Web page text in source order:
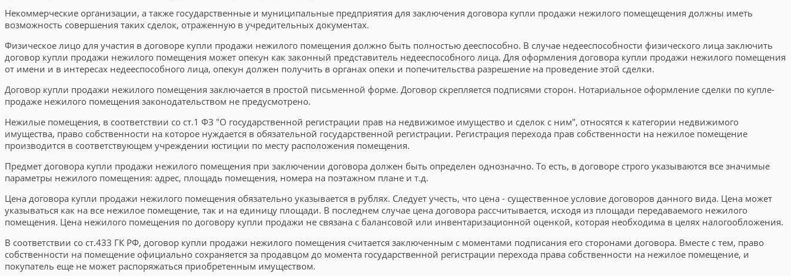
Некоммерческие организации, а также государственные и муниципальные предприятия для заключения договора купли продажи нежилого помещещения должны иметь
возможность совершения таких сделок, отраженную в учредительных документах.
Физическое лицо для участия в договоре купли продажи нежилого помещения должно быть полностью дееспособно. В случае недееспособности физического лица заключить
договор купли продажи нежилого помещения может опекун как законный представитель недееспособного лица. Для оформления договора купли продажи нежилого помещения
от имени и в интересах недееспособного лица, опекун должен получить в органах опеки и попечительства разрешение на проведение этой сделки.
Договор купли продажи нежилого помещения заключается в простой письменной форме. Договор скрепляется подписями сторон. Нотариальное оформление сделки по купле-
продаже нежилого помещения законодательством не предусмотрено.
Нежилые помещения, в соответствии со ст.1 ФЗ "О государственной регистрации прав на недвижимое имущество и сделок с ним", относятся к категории недвижимого
имущества, право собственности на которое нуждается в обязательной государственной регистрации. Регистрация перехода прав собственности на нежилое помещение
производится в соответствующем учреждении юстиции по месту расположения помещения.
Предмет договора купли продажи нежилого помещения при заключении договора должен быть определен однозначно. То есть, в договоре строго указываются все значимые
параметры нежилого помещения: адрес, площадь помещения, номера на поэтажном плане и т.д.
Цена договора купли продажи нежилого помещения обязательно указывается в рублях. Следует учесть, что цена - существенное условие договоров данного вида. Цена может
указываться как на все нежилое помещение, так и на единицу площади. В последнем случае цена договора рассчитывается, исходя из площади передаваемого нежилого
помещения. Цена нежилого помещения по договору купли продажи не связана с балансовой или инвентаризационной оценкой, которая необходима в целях налогообложения.
В соответствии со ст.433 ГК РФ, договор купли продажи нежилого помещения считается заключенным с моментами подписания его сторонами договора. Вместе с тем, право
собственности на помещение официально сохраняется за продавцом до момента государственной регистрации перехода права собственности на нежилое помещение, и
покупатель еще не может распоряжаться приобретенным имуществом.